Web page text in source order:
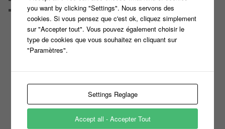
Vous avez la parole
ON PARLE DE TOUT ÇA !
"Tout le monde veut prendre sa place"
casting Christophe Dechavanne Cyril Hanouna
d8Face à la bandefrance 2 france2 france 3
info info jeux tvInfos Inscription
you want by clicking "Settings". Nous servons des
cookies. Si vous pensez que c'est ok, cliquez simplement
sur "Accepter tout". Vous pouvez également choisir le
type de cookies que vous souhaitez en cliquant sur
"Paramètres".
Settings Reglage
Accept all - Accepter Tout